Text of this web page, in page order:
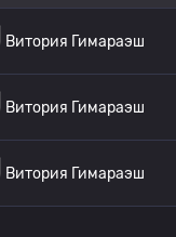
Витория Гимараэш
Витория Гимараэш
Витория Гимараэш